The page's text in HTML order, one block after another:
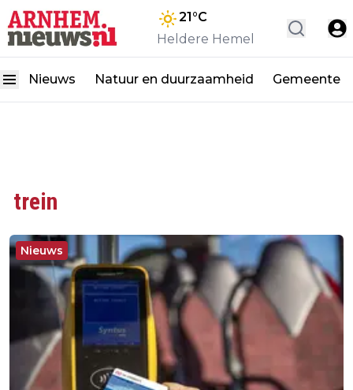
21°C
Heldere Hemel
Nieuws Natuur en duurzaamheid Gemeente
trein
Nieuws